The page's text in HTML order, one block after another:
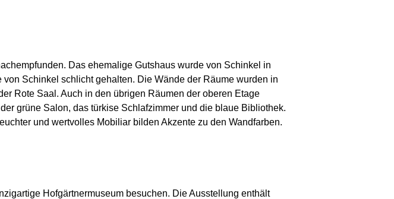
Das ehemalige Gutshaus wurde von Schinkel in
Schinkel schlicht gehalten. Die Wände der Räume wurden in
Rote Saal. Auch in den übrigen Räumen der oberen Etage
grüne Salon, das türkise Schlafzimmer und die blaue Bibliothek.
und wertvolles Mobiliar bilden Akzente zu den Wandfarben.
Hofgärtnermuseum besuchen. Die Ausstellung enthält